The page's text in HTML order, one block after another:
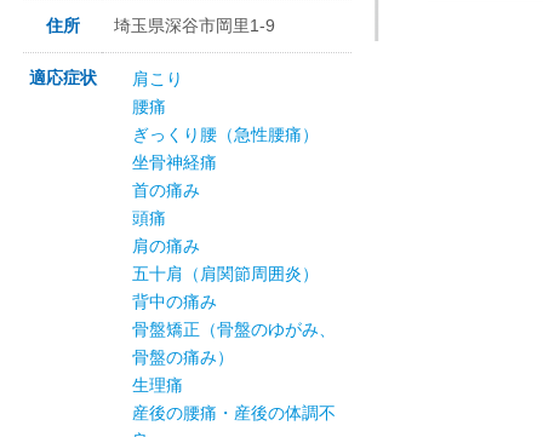
住所 埼玉県深谷市岡里1-9
適応症状
肩こり
腰痛
ぎっくり腰（急性腰痛）
坐骨神経痛
首の痛み
頭痛
肩の痛み
五十肩（肩関節周囲炎）
背中の痛み
骨盤矯正（骨盤のゆがみ、
骨盤の痛み）
生理痛
産後の腰痛・産後の体調不